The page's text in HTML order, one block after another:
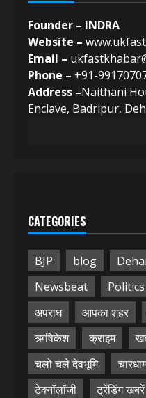
Founder – INDRA
Website –
Email –
Phone – +91-
Address –Naithani
Enclave, Badripur,
CATEGORIES
BJP blog
Newsbeat
Politics
अपराध
आपका शहर
ऋषिकेश
क्राइम
चलो चले देवभूमि
टेक्नॉलॉजी
ट्रेंडिंग खबरें